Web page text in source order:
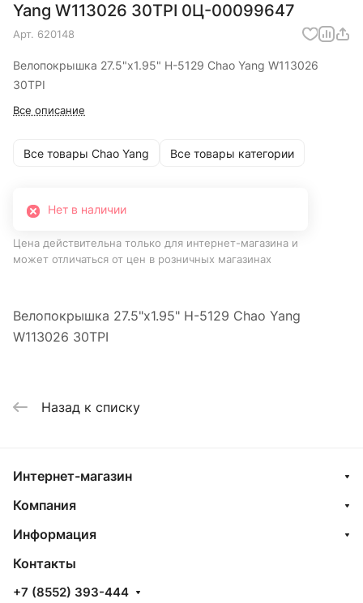
Yang W113026 30TPI 0Ц-00099647
Арт. 620148
Велопокрышка 27.5"x1.95" H-5129 Chao Yang W113026
30TPI
Все описание
Все товары Chao Yang Все товары категории
Нет в наличии
Цена действительна только для интернет-магазина и
может отличаться от цен в розничных магазинах
Велопокрышка 27.5"x1.95" H-5129 Chao Yang
W113026 30TPI
Назад к списку
Интернет-магазин
Компания
Информация
Контакты
+7 (8552) 393-444